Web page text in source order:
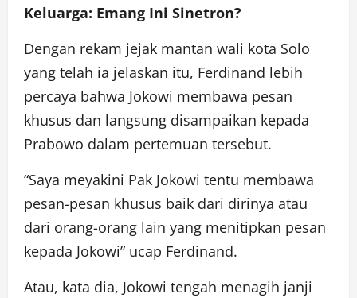
Keluarga: Emang Ini Sinetron?
Dengan rekam jejak mantan wali kota Solo
yang telah ia jelaskan itu, Ferdinand lebih
percaya bahwa Jokowi membawa pesan
khusus dan langsung disampaikan kepada
Prabowo dalam pertemuan tersebut.
“Saya meyakini Pak Jokowi tentu membawa
pesan-pesan khusus baik dari dirinya atau
dari orang-orang lain yang menitipkan pesan
kepada Jokowi” ucap Ferdinand.
Atau, kata dia, Jokowi tengah menagih janji